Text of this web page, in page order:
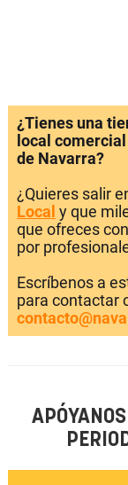
¿Tienes una
local
de Navarra?
¿Quieres salir
Local y que
que ofreces
por
Escríbenos a
para contactar